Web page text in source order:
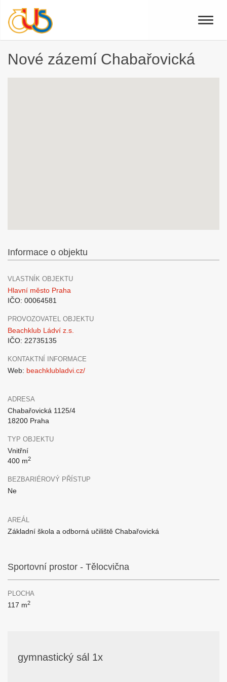
Toggle
Nové zázemí Chabařovická
Informace o objektu
VLASTNÍK OBJEKTU
Hlavní město Praha
IČO: 00064581
PROVOZOVATEL OBJEKTU
Beachklub Ládví z.s.
IČO: 22735135
KONTAKTNÍ INFORMACE
Web: beachklubladvi.cz/
ADRESA
Chabařovická 1125/4
18200 Praha
TYP OBJEKTU
Vnitřní
400 m2
BEZBARIÉROVÝ PŘÍSTUP
Ne
AREÁL
Základní škola a odborná učiliště Chabařovická
Sportovní prostor - Tělocvična
PLOCHA
117 m2
gymnastický sál 1x